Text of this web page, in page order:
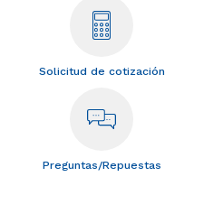
Solicitud de cotización
Preguntas/Repuestas